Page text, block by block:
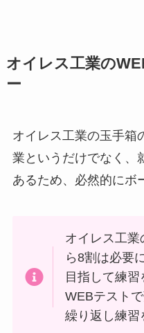
オイレス工業の
ー
オイレス工業の玉手箱
業というだけでなく、
あるため、必然的にボ
オイレス工
ら8割は必要
目指して練習
WEBテスト
繰り返し練習